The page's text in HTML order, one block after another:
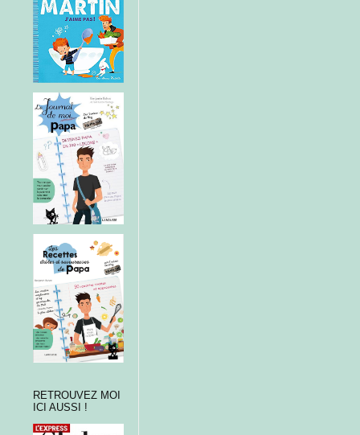
RETROUVEZ MOI
ICI AUSSI !